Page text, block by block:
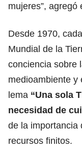
mujeres”, agregó
Desde 1970,
Mundial de la
conciencia sobre
medioambiente y
lema “Una sola
necesidad de
de la importancia
recursos finitos.